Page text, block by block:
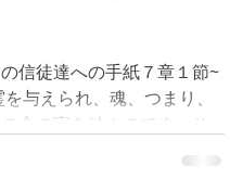
信徒達への手紙７章１節~
与えられ、魂、つまり、
命の実を結ぶのです。そ